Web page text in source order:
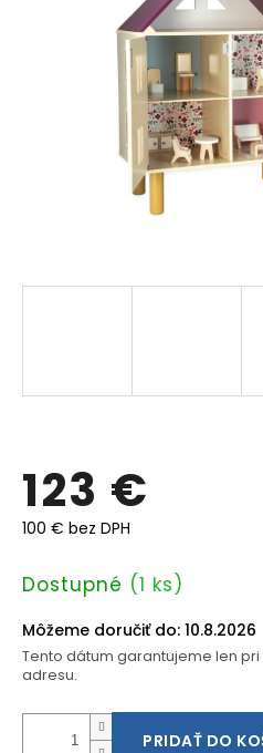
123 €
100 € bez DPH
Jednotková
Dostupné (1 ks)
Môžeme doručiť do: 10.8.2026
Tento dátum garantujeme len
adresu.
PRIDAŤ DO